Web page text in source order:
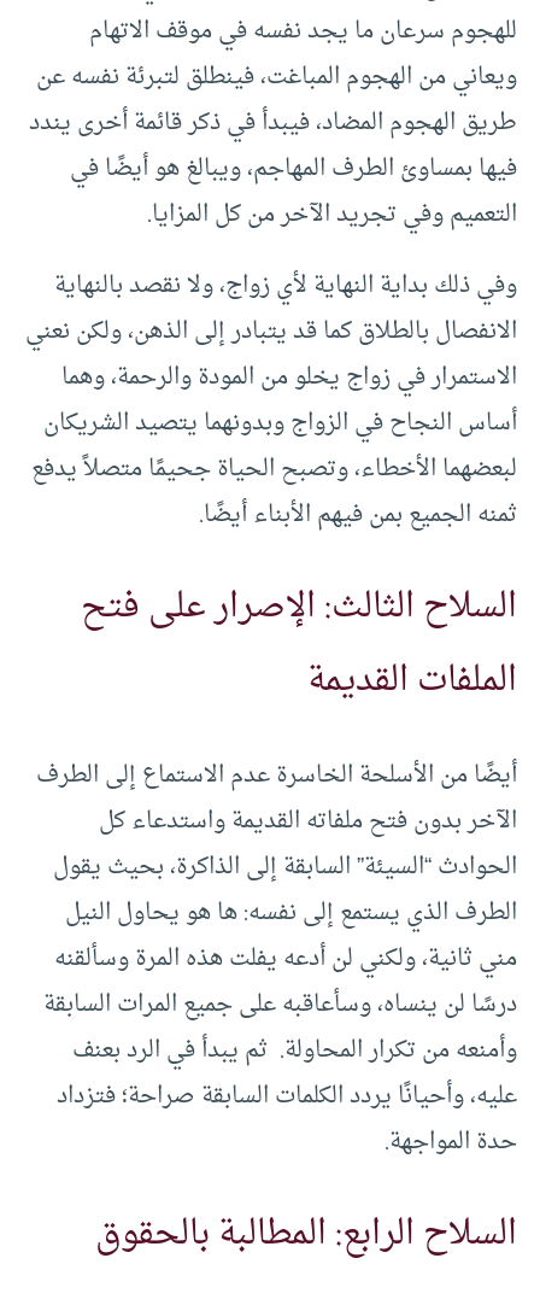
للهجوم سرعان ما يجد نفسه في موقف الاتهام
ويعاني من الهجوم المباغت، فينطلق لتبرئة نفسه عن
طريق الهجوم المضاد، فيبدأ في ذكر قائمة أخرى يندد
فيها بمساوئ الطرف المهاجم، ويبالغ هو أيضًا في
التعميم وفي تجريد الآخر من كل المزايا.
وفي ذلك بداية النهاية لأي زواج، ولا نقصد بالنهاية
الانفصال بالطلاق كما قد يتبادر إلى الذهن، ولكن نعني
الاستمرار في زواج يخلو من المودة والرحمة، وهما
أساس النجاح في الزواج وبدونهما يتصيد الشريكان
لبعضهما الأخطاء، وتصبح الحياة جحيمًا متصلاً يدفع
ثمنه الجميع بمن فيهم الأبناء أيضًا.
السلاح الثالث: الإصرار على فتح
الملفات القديمة
أيضًا من الأسلحة الخاسرة عدم الاستماع إلى الطرف
الآخر بدون فتح ملفاته القديمة واستدعاء كل
الحوادث “السيئة” السابقة إلى الذاكرة، بحيث يقول
الطرف الذي يستمع إلى نفسه: ها هو يحاول النيل
مني ثانية، ولكني لن أدعه يفلت هذه المرة وسألقنه
درسًا لن ينساه، وسأعاقبه على جميع المرات السابقة
وأمنعه من تكرار المحاولة. ثم يبدأ في الرد بعنف
عليه، وأحيانًا يردد الكلمات السابقة صراحة؛ فتزداد
حدة المواجهة.
السلاح الرابع: المطالبة بالحقوق